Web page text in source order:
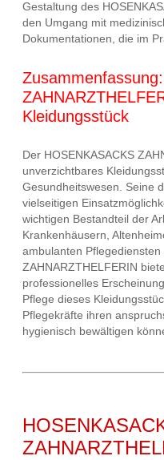
Gestaltung des
den Umgang mit
Dokumentationen, die im
Kleidungsstück
Der HOSENKASACKS
unverzichtbares
Gesundheitswesen. Seine
vielseitigen
wichtigen Bestandteil der
Krankenhäusern,
ambulanten Pflegediensten
ZAHNARZTHELFERIN
professionelles
Pflege dieses
Pflegekräfte ihren
hygienisch bewältigen